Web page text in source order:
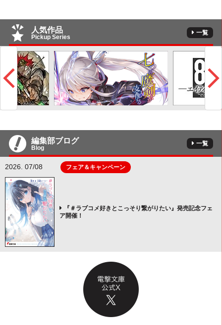
人気作品
Pickup Series
一覧
編集部ブログ
Blog
一覧
2026. 07/08 フェア＆キャンペーン
『＃ラブコメ好きとこっそり繋がりたい』発売記念フェ
ア開催！